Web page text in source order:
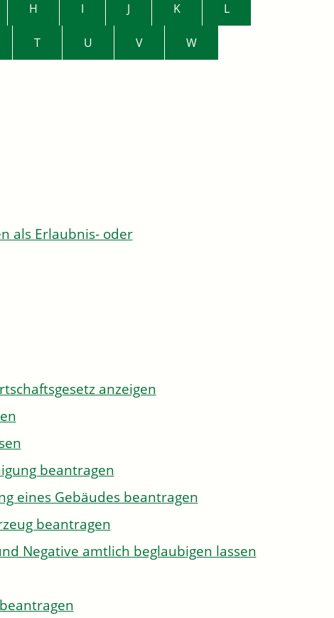
H I J K L
T U V W
als Erlaubnis- oder
anzeigen
beantragen
eines Gebäudes beantragen
beantragen
Negative amtlich beglaubigen lassen